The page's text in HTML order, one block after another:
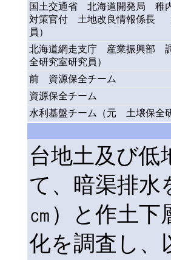
国土交通省 北海道開発局 稚
対策官付 土地改良情報係長
員）
北海道網走支庁 産業振興
全研究室研究員）
前 資源保全チーム
資源保全チーム
水利基盤チーム（元 土壌保全
台地土及び低
て、暗渠排水
㎝）と作土下
化を調査し、